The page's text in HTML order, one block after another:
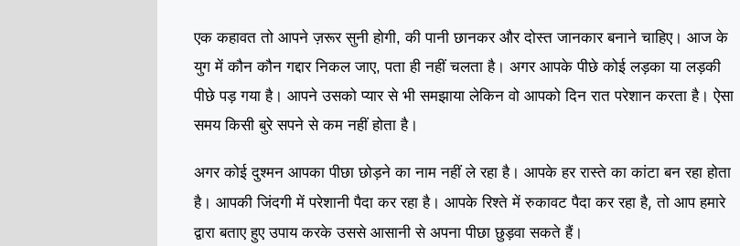
एक कहावत तो आपने ज़रूर सुनी होगी, की पानी छानकर और दोस्त जानकार बनाने चाहिए। आज के
युग में कौन कौन गद्दार निकल जाए, पता ही नहीं चलता है। अगर आपके पीछे कोई लड़का या लड़की
पीछे पड़ गया है। आपने उसको प्यार से भी समझाया लेकिन वो आपको दिन रात परेशान करता है। ऐसा
समय किसी बुरे सपने से कम नहीं होता है।
अगर कोई दुश्मन आपका पीछा छोड़ने का नाम नहीं ले रहा है। आपके हर रास्ते का कांटा बन रहा होता
है। आपकी जिंदगी में परेशानीपैदाकर रहा है। आपके रिश्ते में रुकावट पैदा कर रहा है, तो आप हमारे
द्वारा बताए हुए उपाय करके उससे आसानी से अपना पीछा छुड़वा सकते हैं।